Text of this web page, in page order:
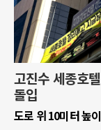
고진수 세종호
돌입
도로 위 10미터 높